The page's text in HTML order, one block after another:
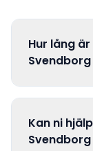
Hur lång
Kan ni